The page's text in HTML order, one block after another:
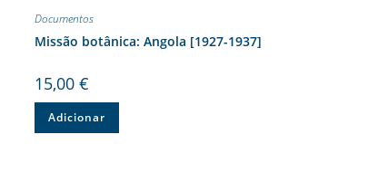
Documentos
Missão botânica: Angola [1927-1937]
15,00 €
Adicionar